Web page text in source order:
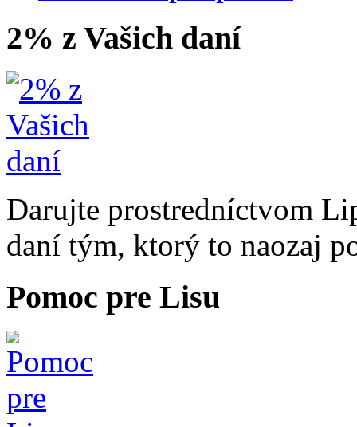
2% z Vašich daní
Darujte prostredníctvom
daní tým, ktorý to naozaj
Pomoc pre Lisu